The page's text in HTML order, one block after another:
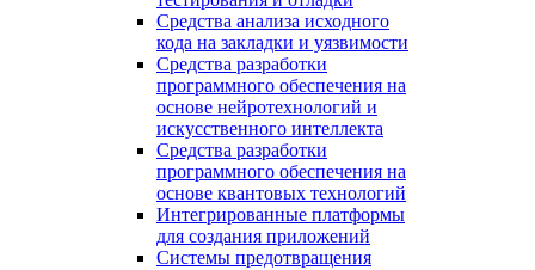
Средства анализа исходного
кода на закладки и уязвимости
Средства разработки
программного обеспечения на
основе нейротехнологий и
искусственного интеллекта
Средства разработки
программного обеспечения на
основе квантовых технологий
Интегрированные платформы
для создания приложений
Системы предотвращения